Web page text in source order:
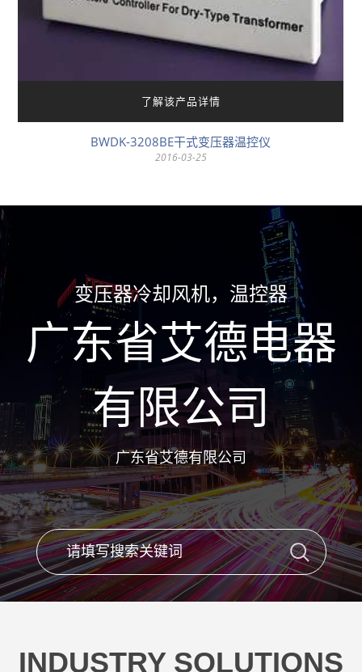
了解该产品详情
BWDK-3208BE干式变压器温控仪
2016-03-25
变压器冷却风机，温控器
广东省艾德电器
有限公司
广东省艾德有限公司
INDUSTRY SOLUTIONS